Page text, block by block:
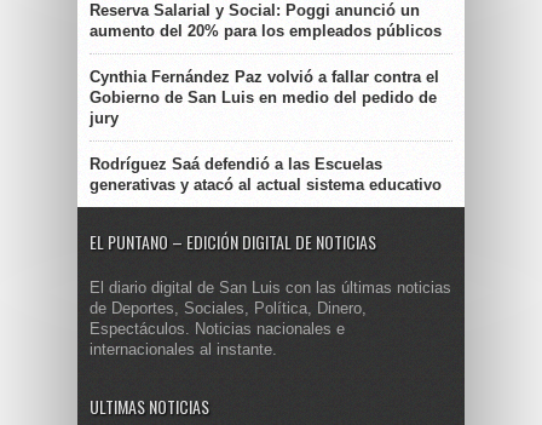
Reserva Salarial y Social: Poggi anunció un
aumento del 20% para los empleados públicos
Cynthia Fernández Paz volvió a fallar contra el
Gobierno de San Luis en medio del pedido de
jury
Rodríguez Saá defendió a las Escuelas
generativas y atacó al actual sistema educativo
EL PUNTANO – EDICIÓN DIGITAL DE NOTICIAS
El diario digital de San Luis con las últimas noticias
de Deportes, Sociales, Política, Dinero,
Espectáculos. Noticias nacionales e
internacionales al instante.
ULTIMAS NOTICIAS